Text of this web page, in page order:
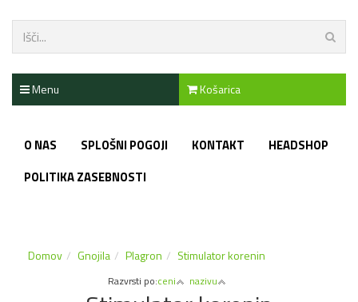
Menu Košarica
O NAS SPLOŠNI POGOJI KONTAKT
HEADSHOP
POLITIKA ZASEBNOSTI
Domov Gnojila Plagron Stimulator korenin
Razvrsti po:ceni nazivu